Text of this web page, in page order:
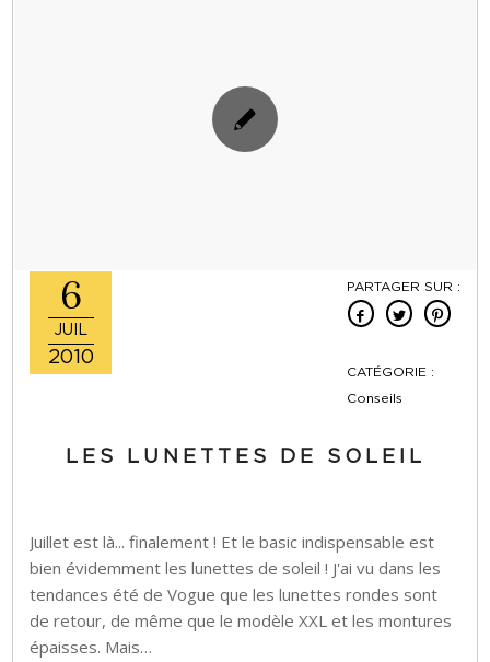
6
JUIL
2010
PARTAGER SUR :
CATÉGORIE :
Conseils
LES LUNETTES DE SOLEIL
Juillet est là... finalement ! Et le basic indispensable est
bien évidemment les lunettes de soleil ! J'ai vu dans les
tendances été de Vogue que les lunettes rondes sont
de retour, de même que le modèle XXL et les montures
épaisses. Mais…